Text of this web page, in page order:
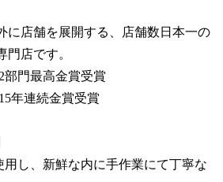
に店舗を展開する、店舗数日本一の
門店です。
門最高金賞受賞
年連続金賞受賞
し、新鮮な内に手作業にて丁寧な